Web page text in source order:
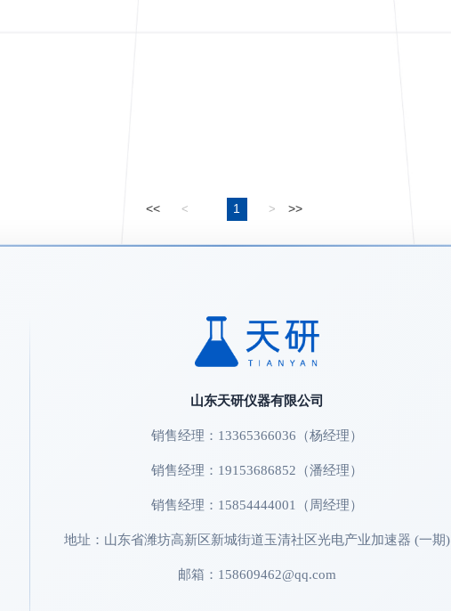
<< < 1 > >>
山东天研仪器有限公司
销售经理：13365366036（杨经理）
销售经理：19153686852（潘经理）
销售经理：15854444001（周经理）
地址：山东省潍坊高新区新城街道玉清社区光电产业加速器 (一期)
邮箱：158609462@qq.com